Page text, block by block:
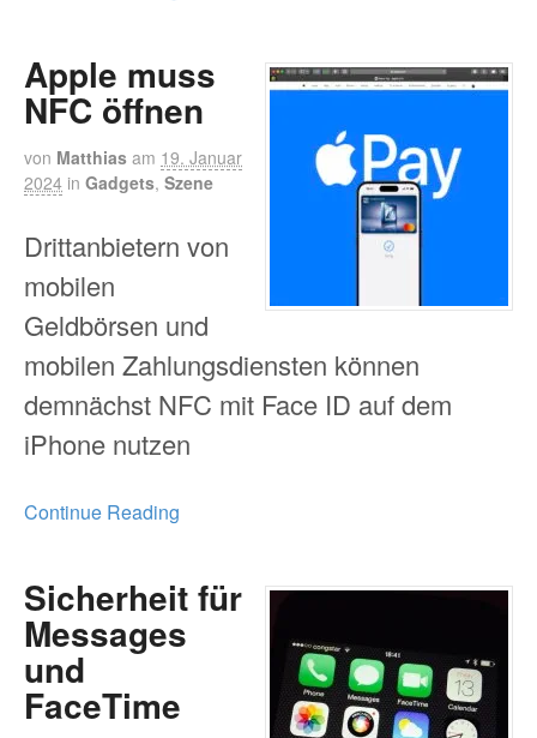
Apple muss
NFC öffnen
von Matthias am 19. Januar
2024 in Gadgets, Szene
Drittanbietern von
mobilen
Geldbörsen und
mobilen Zahlungsdiensten können
demnächst NFC mit Face ID auf dem
iPhone nutzen
Continue Reading
Sicherheit für
Messages
und
FaceTime